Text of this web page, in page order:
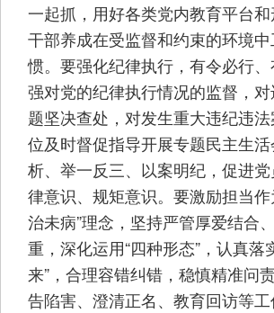
一起抓，用好各类党内教育平台
干部养成在受监督和约束的环境
惯。要强化纪律执行，有令必行
强对党的纪律执行情况的监督，
题坚决查处，对发生重大违纪违
位及时督促指导开展专题民主生
析、举一反三、以案明纪，促进
律意识、规矩意识。要激励担当作
治未病”理念，坚持严管厚爱结合
重，深化运用“四种形态”，认真落
来”，合理容错纠错，稳慎精准问
告陷害、澄清正名、教育回访等